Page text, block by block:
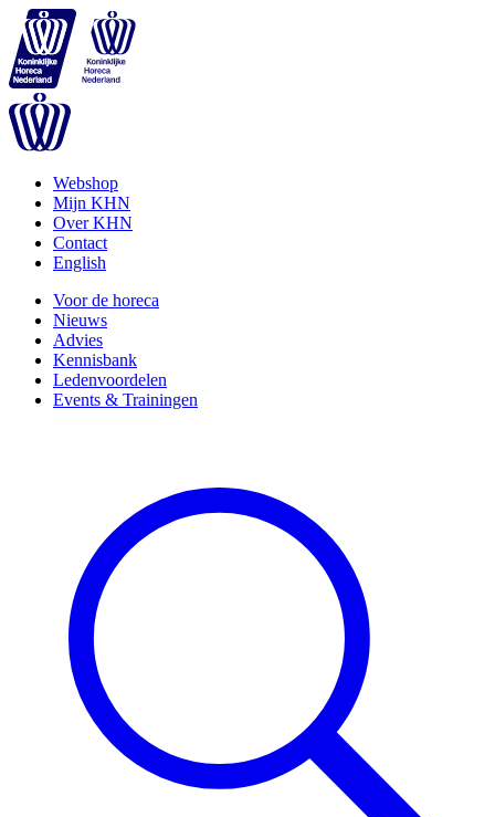
Webshop
Mijn KHN
Over KHN
Contact
English
Voor de horeca
Nieuws
Advies
Kennisbank
Ledenvoordelen
Events & Trainingen